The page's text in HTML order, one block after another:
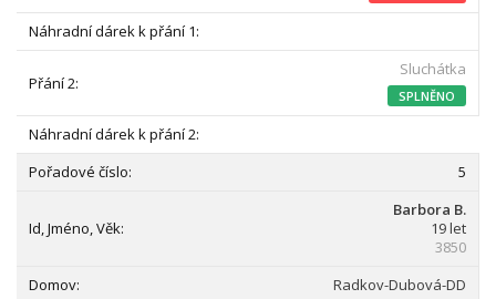
Sluchátka
SPLNĚNO
5
Barbora B.
19 let
3850
Radkov-Dubová-DD